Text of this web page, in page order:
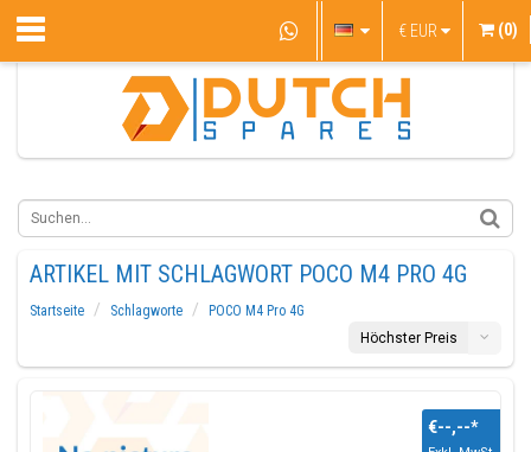
€ EUR (0)
ARTIKEL MIT SCHLAGWORT POCO M4 PRO 4G
Startseite Schlagworte
POCO M4 Pro 4G
Höchster Preis
€--,--*